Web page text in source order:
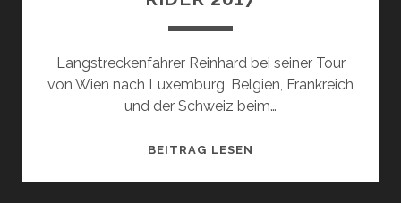
Langstreckenfahrer Reinhard bei seiner Tour
von Wien nach Luxemburg, Belgien, Frankreich
und der Schweiz beim…
BEITRAG LESEN